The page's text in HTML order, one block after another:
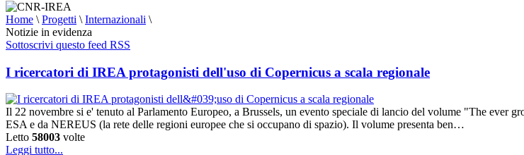
Home \ Progetti \ Internazionali \
Notizie in evidenza
Sottoscrivi questo feed RSS
I ricercatori di IREA protagonisti dell'uso di Copernicus a scala regionale
Il 22 novembre si e' tenuto al Parlamento Europeo, a Brussels, un evento speciale di lancio del volume "The ever
ESA e da NEREUS (la rete delle regioni europee che si occupano di spazio). Il volume presenta ben…
Letto 58003 volte
Leggi tutto...